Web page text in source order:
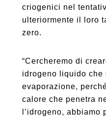
criogenici nel
ulteriormente il loro
zero.
“Cercheremo di
idrogeno liquido che
evaporazione,
calore che penetra
l’idrogeno, abbiamo